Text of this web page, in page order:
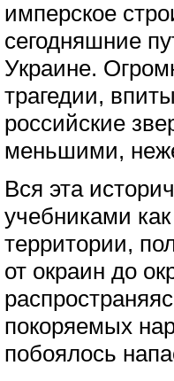
имперское
сегодняшние
Украине.
трагедии,
российские
меньшими,
Вся эта
учебниками
территории,
от окраин до
покоряемых
побоялось